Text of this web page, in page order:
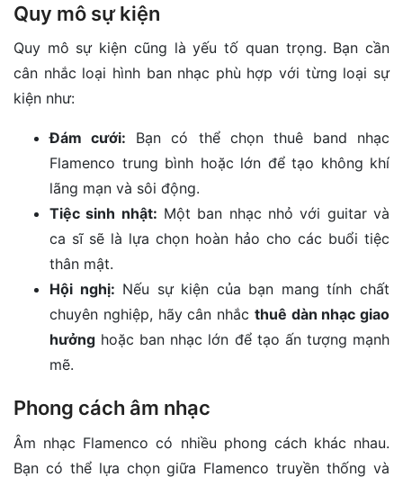
Quy mô sự kiện
Quy mô sự kiện cũng là yếu tố quan trọng. Bạn cần
cân nhắc loại hình ban nhạc phù hợp với từng loại sự
kiện như:
Đám cưới: Bạn có thể chọn thuê band nhạc
Flamenco trung bình hoặc lớn để tạo không khí
lãng mạn và sôi động.
Tiệc sinh nhật: Một ban nhạc nhỏ với guitar và
ca sĩ sẽ là lựa chọn hoàn hảo cho các buổi tiệc
thân mật.
Hội nghị: Nếu sự kiện của bạn mang tính chất
chuyên nghiệp, hãy cân nhắc thuê dàn nhạc giao
hưởng hoặc ban nhạc lớn để tạo ấn tượng mạnh
mẽ.
Phong cách âm nhạc
Âm nhạc Flamenco có nhiều phong cách khác nhau.
Bạn có thể lựa chọn giữa Flamenco truyền thống và